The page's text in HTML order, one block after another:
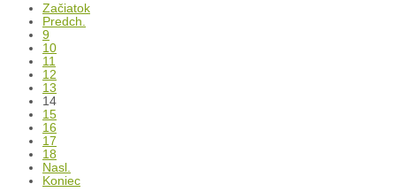
Začiatok
Predch.
9
10
11
12
13
14
15
16
17
18
Nasl.
Koniec